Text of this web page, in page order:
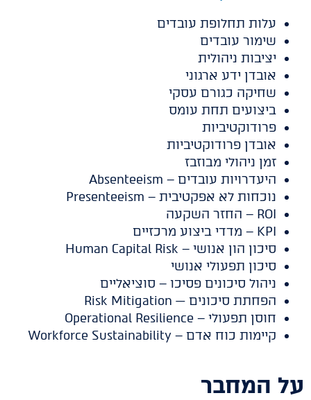
עלות תחלופת עובדים
שימור עובדים
יציבות ניהולית
אובדן ידע ארגוני
שחיקה כגורם עסקי
ביצועים תחת עומס
פרודוקטיביות
אובדן פרודוקטיביות
זמן ניהולי מבוזבז
היעדרויות עובדים – Absenteeism
נוכחות לא אפקטיבית – Presenteeism
ROI – החזר השקעה
KPI – מדדי ביצוע מרכזיים
סיכון הון אנושי – Human Capital Risk
סיכון תפעולי אנושי
ניהול סיכונים פסיכו – סוציאליים
הפחתת סיכונים — Risk Mitigation
חוסן תפעולי – Operational Resilience
קיימות כוח אדם – Workforce Sustainability
על המחבר